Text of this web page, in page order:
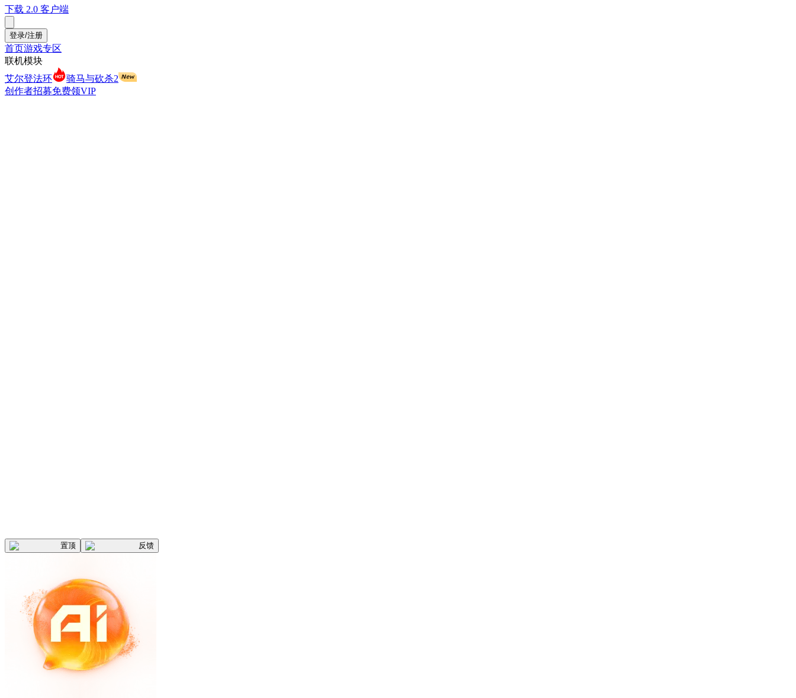
下载 2.0 客户端
登录/注册
首页游戏专区
联机模块
艾尔登法环
骑马与砍杀2
创作者招募免费领VIP
置顶 反馈